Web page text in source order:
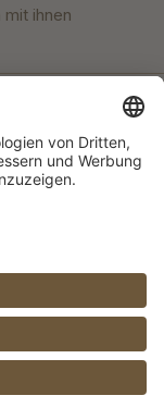
ihnen